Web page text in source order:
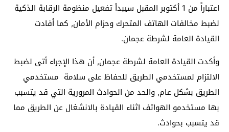
اعتباراً من 1 أكتوبر المقبل سيبدأ تفعيل منظومة الرقابة الذكية
لضبط مخالفات الهاتف المتحرك وحزام الأمان, كما أفادت
القيادة العامة لشرطة عجمان.
وأكدت القيادة العامة لشرطة عجمان, أن هذا الإجراء أتى لضبط
الالتزام لمستخدمي الطريق للحفاظ على سلامة مستخدمي
الطريق بشكل عام, والحد من الحوادث المرورية التي قد يتسبب
بها مستخدمو الهواتف اثناء القيادة بالانشغال عن الطريق مما
قد يتسبب بحوادث.